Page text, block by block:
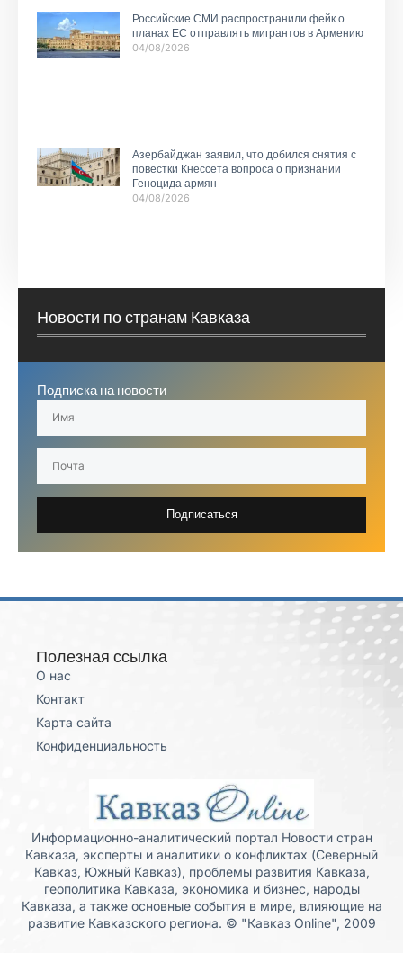
Российские СМИ распространили фейк о
планах ЕС отправлять мигрантов в Армению
04/08/2026
Азербайджан заявил, что добился снятия с
повестки Кнессета вопроса о признании
Геноцида армян
04/08/2026
Новости по странам Кавказа
Подписка на новости
Подписаться
Полезная ссылка
О нас
Контакт
Карта сайта
Конфиденциальность
Информационно-аналитический портал Новости стран
Кавказа, эксперты и аналитики о конфликтах (Северный
Кавказ, Южный Кавказ), проблемы развития Кавказа,
геополитика Кавказа, экономика и бизнес, народы
Кавказа, а также основные события в мире, влияющие на
развитие Кавказского региона. © "Кавказ Online", 2009